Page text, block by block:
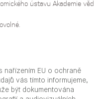
ústavu Akademie věd
nařízením EU o ochraně
vás tímto informujeme,
být dokumentována